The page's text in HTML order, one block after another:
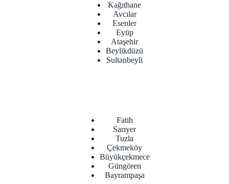
Kağıthane
Avcılar
Esenler
Eyüp
Ataşehir
Beylikdüzü
Sultanbeyli
Fatih
Sarıyer
Tuzla
Çekmeköy
Büyükçekmece
Güngören
Bayrampaşa